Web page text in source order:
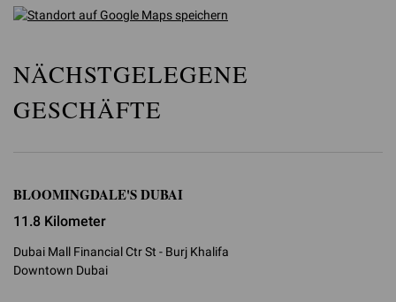
NÄCHSTGELEGENE
GESCHÄFTE
BLOOMINGDALE'S DUBAI
11.8 Kilometer
Dubai Mall Financial Ctr St - Burj Khalifa
Downtown Dubai